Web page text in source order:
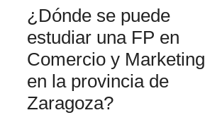
¿Dónde se puede
estudiar una FP en
Comercio y Marketing
en la provincia de
Zaragoza?